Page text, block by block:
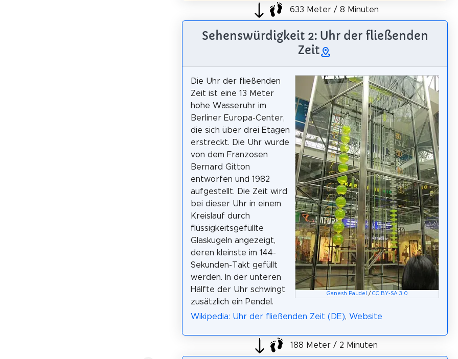
633 Meter / 8 Minuten
Sehenswürdigkeit 2: Uhr der fließenden
Zeit
Ganesh Paudel / CC BY-SA 3.0
Die Uhr der fließenden
Zeit ist eine 13 Meter
hohe Wasseruhr im
Berliner Europa-Center,
die sich über drei Etagen
erstreckt. Die Uhr wurde
von dem Franzosen
Bernard Gitton
entworfen und 1982
aufgestellt. Die Zeit wird
bei dieser Uhr in einem
Kreislauf durch
flüssigkeitsgefüllte
Glaskugeln angezeigt,
deren kleinste im 144-
Sekunden-Takt gefüllt
werden. In der unteren
Hälfte der Uhr schwingt
zusätzlich ein Pendel.
Wikipedia: Uhr der fließenden Zeit (DE), Website
188 Meter / 2 Minuten